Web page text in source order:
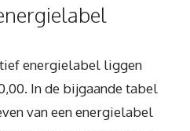
energielabel liggen
In de bijgaande tabel
van een energielabel